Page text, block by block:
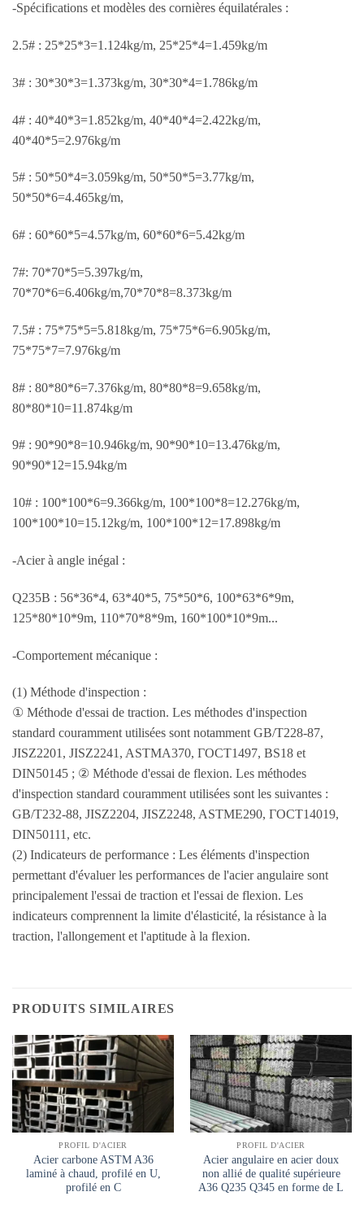
-Spécifications et modèles des cornières équilatérales :
2.5# : 25*25*3=1.124kg/m, 25*25*4=1.459kg/m
3# : 30*30*3=1.373kg/m, 30*30*4=1.786kg/m
4# : 40*40*3=1.852kg/m, 40*40*4=2.422kg/m,
40*40*5=2.976kg/m
5# : 50*50*4=3.059kg/m, 50*50*5=3.77kg/m,
50*50*6=4.465kg/m,
6# : 60*60*5=4.57kg/m, 60*60*6=5.42kg/m
7#: 70*70*5=5.397kg/m,
70*70*6=6.406kg/m,70*70*8=8.373kg/m
7.5# : 75*75*5=5.818kg/m, 75*75*6=6.905kg/m,
75*75*7=7.976kg/m
8# : 80*80*6=7.376kg/m, 80*80*8=9.658kg/m,
80*80*10=11.874kg/m
9# : 90*90*8=10.946kg/m, 90*90*10=13.476kg/m,
90*90*12=15.94kg/m
10# : 100*100*6=9.366kg/m, 100*100*8=12.276kg/m,
100*100*10=15.12kg/m, 100*100*12=17.898kg/m
-Acier à angle inégal :
Q235B : 56*36*4, 63*40*5, 75*50*6, 100*63*6*9m,
125*80*10*9m, 110*70*8*9m, 160*100*10*9m...
-Comportement mécanique :
(1) Méthode d'inspection :
① Méthode d'essai de traction. Les méthodes d'inspection
standard couramment utilisées sont notamment GB/T228-87,
JISZ2201, JISZ2241, ASTMA370, ГОСТ1497, BS18 et
DIN50145 ; ② Méthode d'essai de flexion. Les méthodes
d'inspection standard couramment utilisées sont les suivantes :
GB/T232-88, JISZ2204, JISZ2248, ASTME290, ГОСТ14019,
DIN50111, etc.
(2) Indicateurs de performance : Les éléments d'inspection
permettant d'évaluer les performances de l'acier angulaire sont
principalement l'essai de traction et l'essai de flexion. Les
indicateurs comprennent la limite d'élasticité, la résistance à la
traction, l'allongement et l'aptitude à la flexion.
PRODUITS SIMILAIRES
PROFIL D'ACIER
Acier carbone ASTM A36
laminé à chaud, profilé en U,
profilé en C
PROFIL D'ACIER
Acier angulaire en acier doux
non allié de qualité supérieure
A36 Q235 Q345 en forme de L